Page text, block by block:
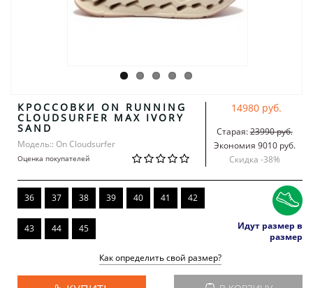
КРОССОВКИ ON RUNNING
CLOUDSURFER MAX IVORY
SAND
Модель:: On Cloudsurfer
Оценка покупателей
14980 руб.
Старая:23990 руб.
Экономия 9010 руб.
Скидка -38%
36 37 38 39 40 41 42
43 44 45
Идут размер в
размер
Как определить свой размер?